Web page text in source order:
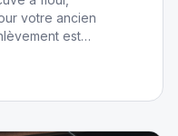
votre ancien
est